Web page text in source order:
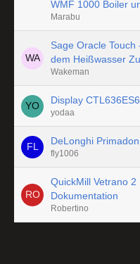
WMF 1000 Boiler
Marabu
Sage Oracle
dem Heißwasser
Wakeman
Display
yodaa
DeLonghi
fly1006
QuickMill Vetrano 2
Dokumentation
Robertino